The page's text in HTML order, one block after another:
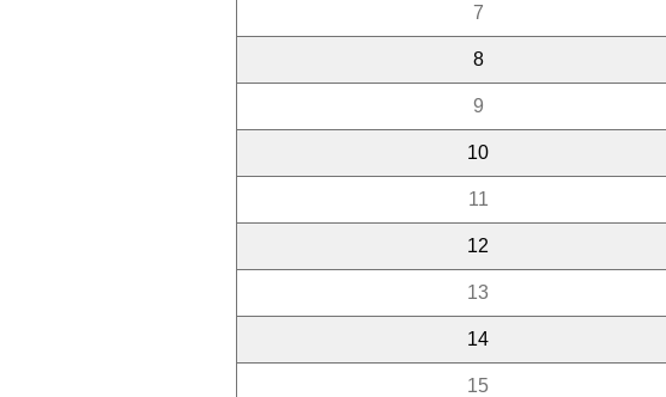
7
8
9
10
11
12
13
14
15